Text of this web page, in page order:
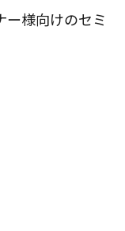
ー様向けのセミ